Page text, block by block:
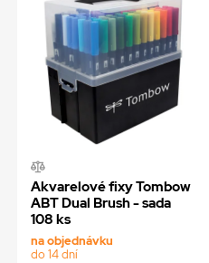
Akvarelové fixy Tombow
ABT Dual Brush - sada
108 ks
na objednávku
do 14 dní